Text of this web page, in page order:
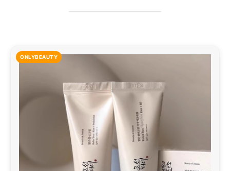
ONLYBEAUTY